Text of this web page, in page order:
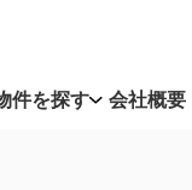
件を探す
会社概要